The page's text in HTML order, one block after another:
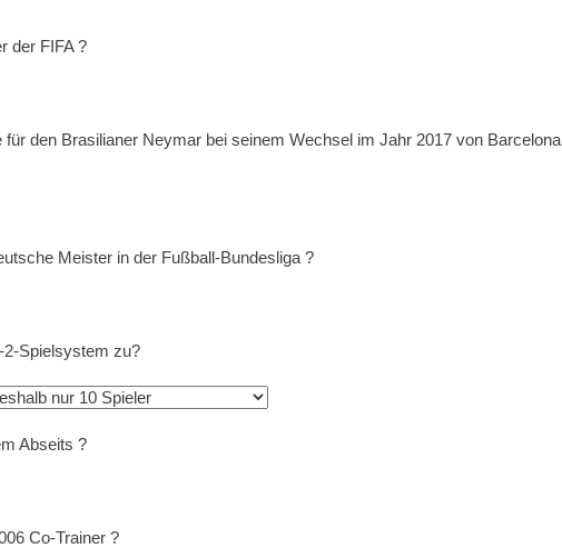
der FIFA ?
den Brasilianer Neymar bei seinem Wechsel im Jahr 2017 von Barcelona
Meister in der Fußball-Bundesliga ?
2-Spielsystem zu?
Abseits ?
Co-Trainer ?